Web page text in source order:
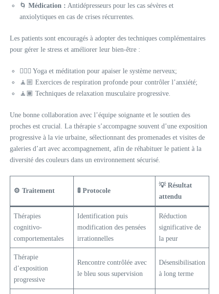
🌀 Médication : Antidépresseurs pour les cas sévères et
anxiolytiques en cas de crises récurrentes.
Les patients sont encouragés à adopter des techniques complémentaires
pour gérer le stress et améliorer leur bien-être :
🧘🏻‍♀️ Yoga et méditation pour apaiser le système nerveux;
🧘🏼 Exercices de respiration profonde pour contrôler l’anxiété;
🧘🏾 Techniques de relaxation musculaire progressive.
Une bonne collaboration avec l’équipe soignante et le soutien des
proches est crucial. La thérapie s’accompagne souvent d’une exposition
progressive à la vie urbaine, sélectionnant des promenades et visites de
galeries d’art avec accompagnement, afin de réhabituer le patient à la
diversité des couleurs dans un environnement sécurisé.
⚙️ Traitement 🚦 Protocole
💡 Résultat
attendu
Thérapies
cognitivo-
comportementales
Identification puis
modification des pensées
irrationnelles
Réduction
significative de
la peur
Thérapie
d’exposition
progressive
Rencontre contrôlée avec
le bleu sous supervision
Désensibilisation
à long terme